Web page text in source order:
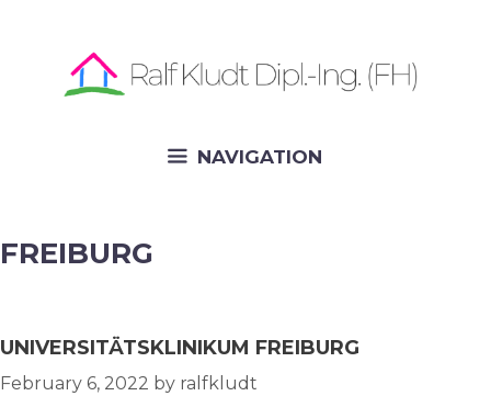
NAVIGATION
FREIBURG
UNIVERSITÄTSKLINIKUM FREIBURG
February 6, 2022 by ralfkludt